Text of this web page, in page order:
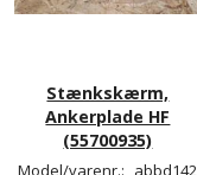
Stænkskærm,
Ankerplade HF
(55700935)
Model/varenr.: abbd142